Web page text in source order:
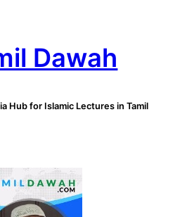
Dawah
Hub for Islamic Lectures in Tamil